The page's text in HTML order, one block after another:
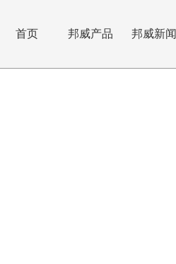
首页 邦威产品 邦威新闻